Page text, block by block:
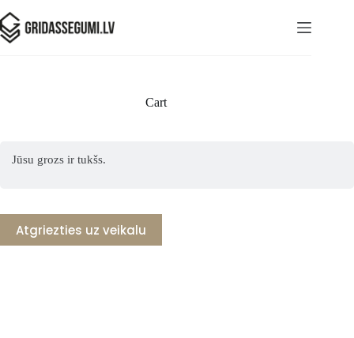
Cart
Jūsu grozs ir tukšs.
Atgriezties uz veikalu